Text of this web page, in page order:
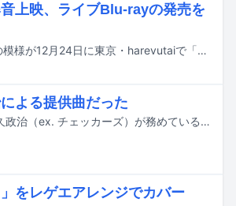
上映、ライブBlu-rayの発売を
チェッカーズが1988年8月に開催した東京・東京ドーム公演の模様が12月24日に東京・harevutaiで「チェッカーズ 1988 SCREW TOUR at 東京ドーム クリスマス・プレミアム・ライブハウス爆音絶叫上映会！」として上映される。
よる提供曲だった
櫻坂46の新曲「木枯らしは泣かない」の作曲および編曲を鶴久政治（ex. チェッカーズ）が務めていることが明らかになった。
をレゲエアレンジでカバー